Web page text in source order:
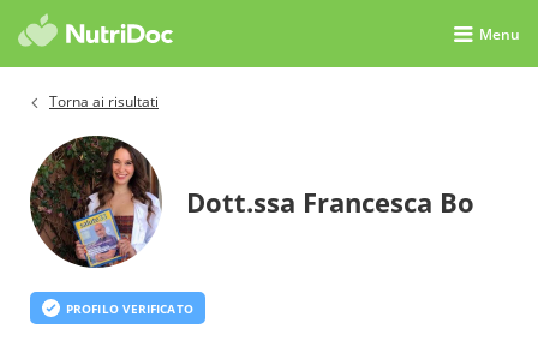
Menu
Torna ai risultati
Dott.ssa Francesca Bo
PROFILO VERIFICATO